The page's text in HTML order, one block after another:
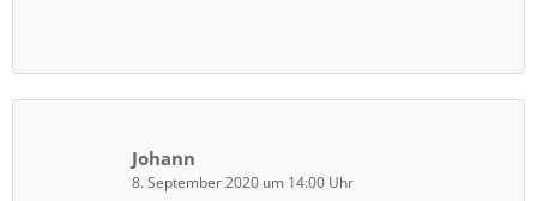
Johann
8. September 2020 um 14:00 Uhr